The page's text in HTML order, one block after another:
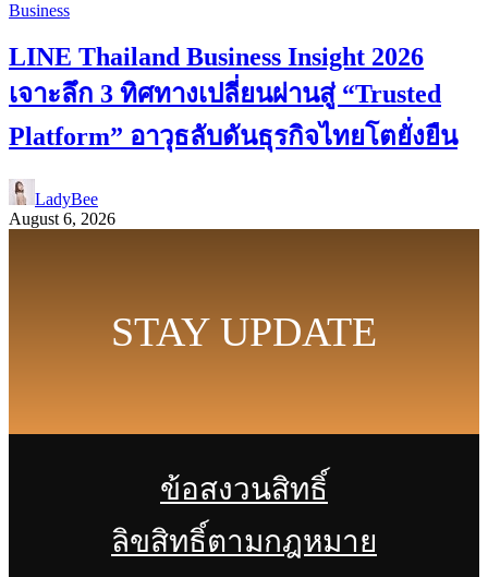
Business
LINE Thailand Business Insight 2026
เจาะลึก 3 ทิศทางเปลี่ยนผ่านสู่ “Trusted
Platform” อาวุธลับดันธุรกิจไทยโตยั่งยืน
LadyBee
August 6, 2026
STAY UPDATE
ข้อสงวนสิทธิ์
ลิขสิทธิ์ตามกฎหมาย